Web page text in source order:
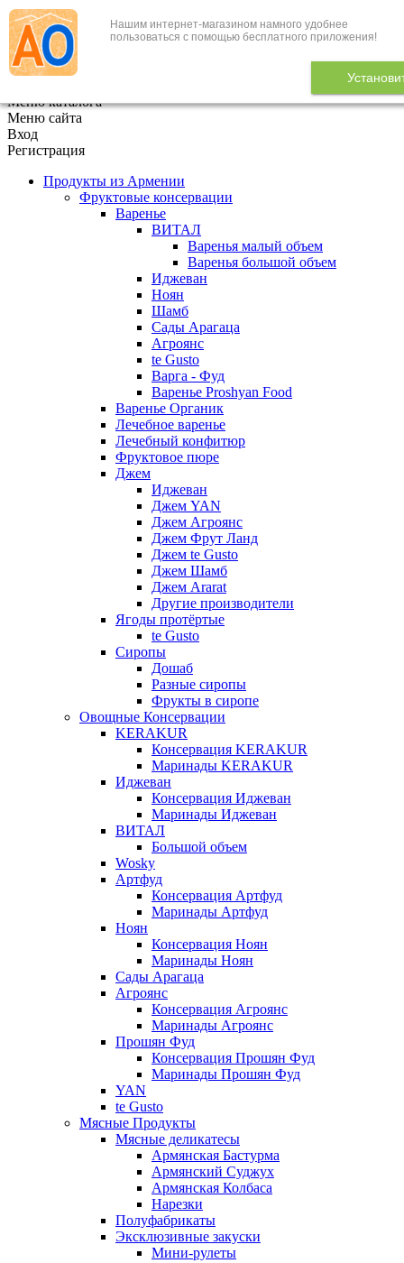
Нашим интернет-магазином намного удобнее
пользоваться с помощью бесплатного приложения!
+7 (495) 646-888-1
В корзине 0
Меню каталога
Меню сайта
Вход
Регистрация
Продукты из Армении
Фруктовые консервации
Варенье
ВИТАЛ
Варенья малый объем
Варенья большой объем
Иджеван
Ноян
Шамб
Сады Арагаца
Агроянс
te Gusto
Варга - Фуд
Варенье Proshyan Food
Варенье Органик
Лечебное варенье
Лечебный конфитюр
Фруктовое пюре
Джем
Иджеван
Джем YAN
Джем Агроянс
Джем Фрут Ланд
Джем te Gusto
Джем Шамб
Джем Ararat
Другие производители
Ягоды протёртые
te Gusto
Сиропы
Дошаб
Разные сиропы
Фрукты в сиропе
Овощные Консервации
KERAKUR
Консервация KERAKUR
Маринады KERAKUR
Иджеван
Консервация Иджеван
Маринады Иджеван
ВИТАЛ
Большой объем
Wosky
Артфуд
Консервация Артфуд
Маринады Артфуд
Ноян
Консервация Ноян
Маринады Ноян
Сады Арагаца
Агроянс
Консервация Агроянс
Маринады Агроянс
Прошян Фуд
Консервация Прошян Фуд
Маринады Прошян Фуд
YAN
te Gusto
Мясные Продукты
Мясные деликатесы
Армянская Бастурма
Армянский Суджух
Армянская Колбаса
Нарезки
Полуфабрикаты
Эксклюзивные закуски
Мини-рулеты